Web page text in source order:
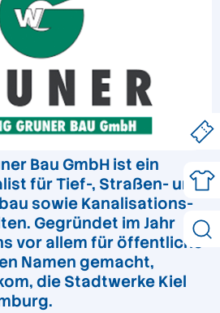
Bau GmbH ist ein
für Tief-, Straßen- und
sowie Kanalisations-
Gegründet im Jahr
vor allem für öffentliche
Namen gemacht,
die Stadtwerke Kiel